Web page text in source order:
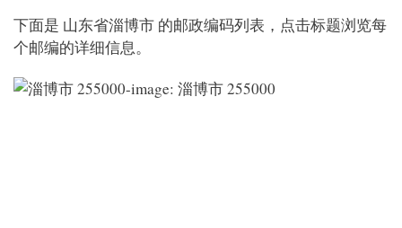
下面是 山东省淄博市 的邮政编码列表，点击标题浏览每
个邮编的详细信息。